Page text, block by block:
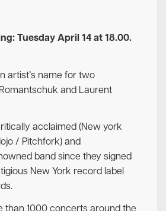
Tuesday April 14 at 18.00.
artist’s name for two
and Laurent
acclaimed (New york
/ Pitchfork) and
band since they signed
New York record label